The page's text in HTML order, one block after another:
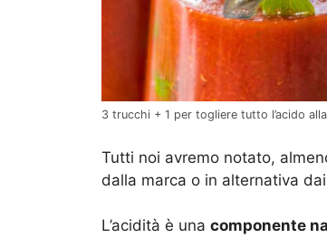
3 trucchi + 1 per togliere tutto l’acido
Tutti noi avremo notato,
dalla marca o in alternativa
L’acidità è una componente